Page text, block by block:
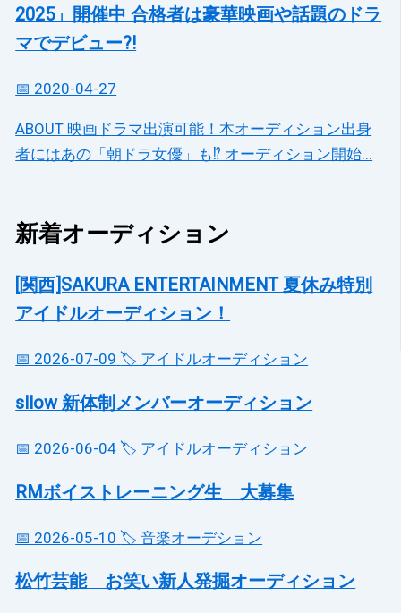
2025」開催中 合格者は豪華映画や話題のドラ
マでデビュー?!
📅 2020-04-27
ABOUT 映画ドラマ出演可能！本オーディション出身
者にはあの「朝ドラ女優」も⁉ オーディション開始...
新着オーディション
[関西]SAKURA ENTERTAINMENT 夏休み特別
アイドルオーディション！
📅 2026-07-09 🏷️ アイドルオーディション
sllow 新体制メンバーオーディション
📅 2026-06-04 🏷️ アイドルオーディション
RMボイストレーニング生 大募集
📅 2026-05-10 🏷️ 音楽オーデション
松竹芸能 お笑い新人発掘オーディション